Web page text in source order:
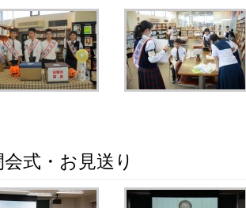
会式・お見送り